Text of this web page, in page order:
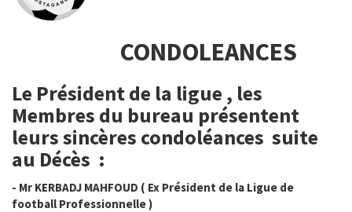
CONDOLEANCES
Le Président de la ligue , les
Membres du bureau présentent
leurs sincères condoléances suite
au Décès :
- Mr KERBADJ MAHFOUD ( Ex Président de la Ligue de
football Professionnelle )